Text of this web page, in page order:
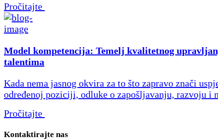
Pročitajte
Model kompetencija: Temelj kvalitetnog
talentima
Kada nema jasnog okvira za to što zapravo znači
određenoj poziciji, odluke o zapošljavanju, razvoju i
Pročitajte
Kontaktirajte nas